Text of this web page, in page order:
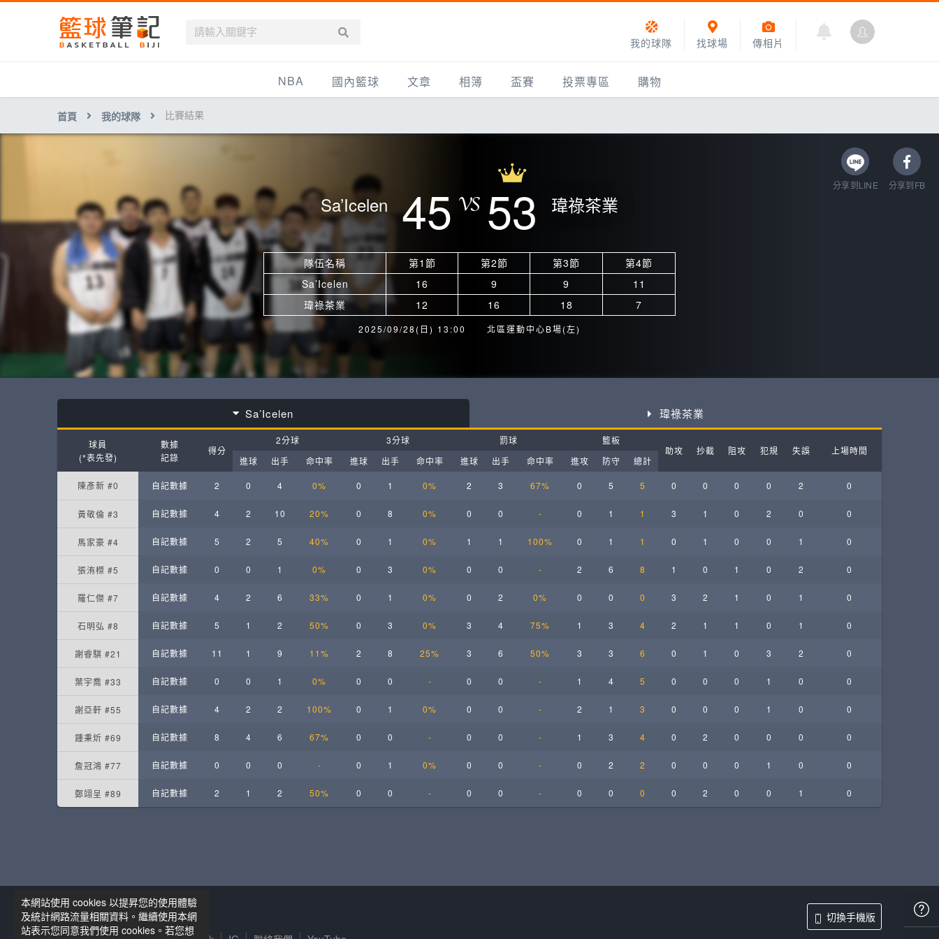
傳相片
找球場
我的球隊
NBA
戰績排名
球隊資訊
國內籃球
HBL
文章
知識分享
主打專題
相簿 盃賽
SCBL 三重康克斯籃球聯盟
SHUBL世新籃球聯盟
SBC輔大超級盃
三重女子籃球聯盟
TBSL高中乙組小聯盟
淡水豆花聯盟
EMPOWER引爆運動訓練
月見山Max League
ELITE週日籃球聯盟-中壢場
投票專區 購物
首頁 我的球隊 比賽結果
分享到LINE 分享到FB
Sa’Icelen 45 53 瑋祿茶業
隊伍名稱 第1節 第2節 第3節
第4節
Sa’Icelen
16 9 9
11
瑋祿茶業
12 16 18 7
2025/09/28(日) 13:00 北區運動中心B場(左)
Sa’Icelen 瑋祿茶業
球員
(*表先發)
數據
記錄
得分
2分球 3分球 罰球
籃板
助攻
抄截 阻攻 犯規 失誤
上場時間
進球
出手 命中率 進球 出手 命中率 進球 出手 命中率 進攻 防守 總計
陳彥新 #0 自記數據 2 0 4 0% 0 1 0% 2 3 67% 0 5 5 0 0 0 0 2 0
黃敬倫 #3 自記數據 4 2 10 20% 0 8 0% 0 0 - 0 1 1 3 1 0 2 0 0
馬家豪 #4 自記數據 5 2 5 40% 0 1 0% 1 1 100% 0 1 1 0 1 0 0 1 0
張洧榤 #5 自記數據 0 0 1 0% 0 3 0% 0 0 - 2 6 8 1 0 1 0 2 0
羅仁傑 #7 自記數據 4 2 6 33% 0 1 0% 0 2 0% 0 0 0 3 2 1 0 1 0
石明弘 #8 自記數據 5 1 2 50% 0 3 0% 3 4 75% 1 3 4 2 1 1 0 1 0
謝睿騏 #21 自記數據 11 1 9 11% 2 8 25% 3 6 50% 3 3 6 0 1 0 3 2 0
葉宇喬 #33 自記數據 0 0 1 0% 0 0 - 0 0 - 1 4 5 0 0 0 1 0 0
謝亞軒 #55 自記數據 4 2 2 100% 0 1 0% 0 0 - 2 1 3 0 0 0 1 0 0
鍾秉炘 #69 自記數據 8 4 6 67% 0 0 - 0 0 - 1 3 4 0 2 0 0 0 0
詹冠鴻 #77 自記數據 0 0 0 - 0 1 0% 0 0 - 0 2 2 0 0 0 1 0 0
鄭翊呈 #89 自記數據 2 1 2 50% 0 0 - 0 0 - 0 0 0 0 2 0 0 1 0
本網站使用 cookies 以提昇您的使用體驗
及統計網路流量相關資料。繼續使用本網
站表示您同意我們使用 cookies。若您想
籃球筆記粉絲專頁 切換手機版